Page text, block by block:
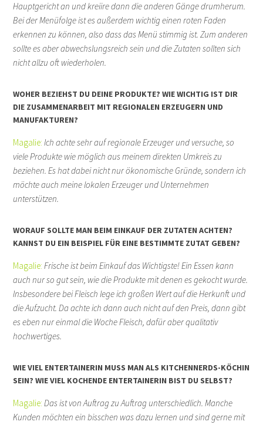
Hauptgericht an und kreiire dann die anderen Gänge drumherum.
Bei der Menüfolge ist es außerdem wichtig einen roten Faden
erkennen zu können, also dass das Menü stimmig ist. Zum anderen
sollte es aber abwechslungsreich sein und die Zutaten sollten sich
nicht allzu oft wiederholen.
WOHER BEZIEHST DU DEINE PRODUKTE? WIE WICHTIG IST DIR
DIE ZUSAMMENARBEIT MIT REGIONALEN ERZEUGERN UND
MANUFAKTUREN?
Magalie:Ich achte sehr auf regionale Erzeuger und versuche, so
viele Produkte wie möglich aus meinem direkten Umkreis zu
beziehen. Es hat dabei nicht nur ökonomische Gründe, sondern ich
möchte auch meine lokalen Erzeuger und Unternehmen
unterstützen.
WORAUF SOLLTE MAN BEIM EINKAUF DER ZUTATEN ACHTEN?
KANNST DU EIN BEISPIEL FÜR EINE BESTIMMTE ZUTAT GEBEN?
Magalie:Frische ist beim Einkauf das Wichtigste! Ein Essen kann
auch nur so gut sein, wie die Produkte mit denen es gekocht wurde.
Insbesondere bei Fleisch lege ich großen Wert auf die Herkunft und
die Aufzucht. Da achte ich dann auch nicht auf den Preis, dann gibt
es eben nur einmal die Woche Fleisch, dafür aber qualitativ
hochwertiges.
WIE VIEL ENTERTAINERIN MUSS MAN ALS KITCHENNERDS-KÖCHIN
SEIN? WIE VIEL KOCHENDE ENTERTAINERIN BIST DU SELBST?
Magalie:Das ist von Auftrag zu Auftrag unterschiedlich. Manche
Kunden möchten ein bisschen was dazu lernen und sind gerne mit